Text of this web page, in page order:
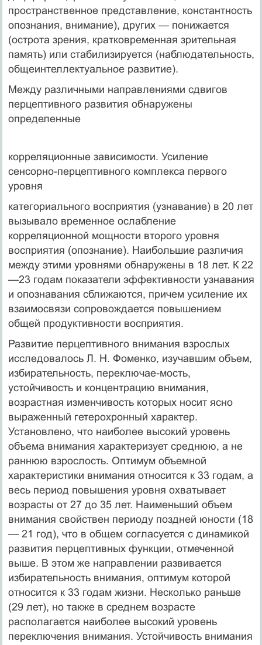
пространственное представление, константность
опознания, внимание), других — понижается
(острота зрения, кратковременная зрительная
память) или стабилизируется (наблюдательность,
общеинтеллектуальное развитие).
Между различными направлениями сдвигов
перцептивного развития обнаружены
определенные
корреляционные зависимости. Усиление
сенсорно-перцептивного комплекса первого
уровня
категориального восприятия (узнавание) в 20 лет
вызывало временное ослабление
корреляционной мощности второго уровня
восприятия (опознание). Наибольшие различия
между этими уровнями обнаружены в 18 лет. К 22
—23 годам показатели эффективности узнавания
и опознавания сближаются, причем усиление их
взаимосвязи сопровождается повышением
общей продуктивности восприятия.
Развитие перцептивного внимания взрослых
исследовалось Л. Н. Фоменко, изучавшим объем,
избирательность, переключае-мость,
устойчивость и концентрацию внимания,
возрастная изменчивость которых носит ясно
выраженный гетерохронный характер.
Установлено, что наиболее высокий уровень
объема внимания характеризует среднюю, а не
раннюю взрослость. Оптимум объемной
характеристики внимания относится к 33 годам, а
весь период повышения уровня охватывает
возрасты от 27 до 35 лет. Наименьший объем
внимания свойствен периоду поздней юности (18
— 21 год), что в общем согласуется с динамикой
развития перцептивных функции, отмеченной
выше. В этом же направлении развивается
избирательность внимания, оптимум которой
относится к 33 годам жизни. Несколько раньше
(29 лет), но также в среднем возрасте
располагается наиболее высокий уровень
переключения внимания. Устойчивость внимания